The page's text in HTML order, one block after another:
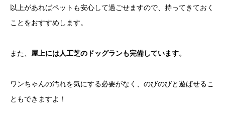
以上があればペットも安心して過ごせますので、持ってきておく
ことをおすすめします。
また、 屋上には人工芝のドッグランも完備しています。
ワンちゃんの汚れを気にする必要がなく、のびのびと遊ばせるこ
ともできますよ！